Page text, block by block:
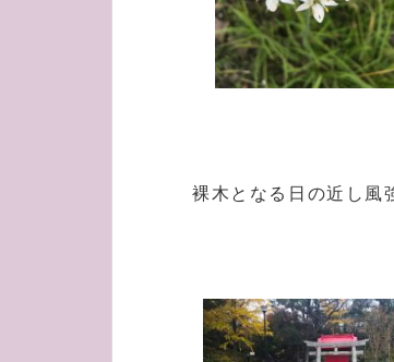
裸木となる日の近し